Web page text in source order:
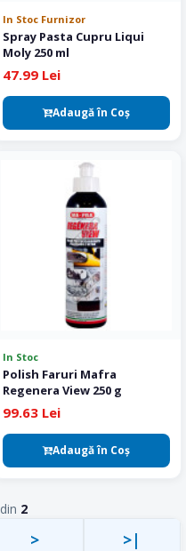
In Stoc Furnizor
Spray Pasta Cupru Liqui
Moly 250 ml
47.99 Lei
Adaugă în Coş
In Stoc
Polish Faruri Mafra
Regenera View 250 g
99.63 Lei
Adaugă în Coş
din 2
> >|